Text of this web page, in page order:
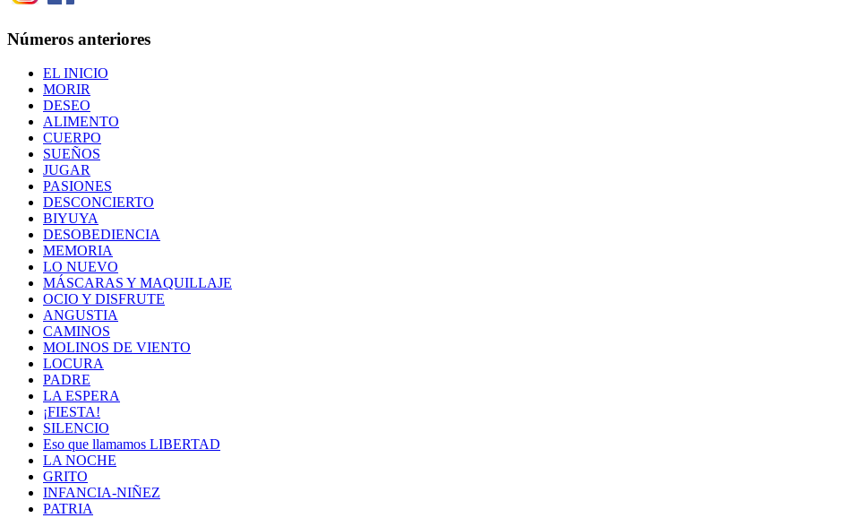
Números anteriores
EL INICIO
MORIR
DESEO
ALIMENTO
CUERPO
SUEÑOS
JUGAR
PASIONES
DESCONCIERTO
BIYUYA
DESOBEDIENCIA
MEMORIA
LO NUEVO
MÁSCARAS Y MAQUILLAJE
OCIO Y DISFRUTE
ANGUSTIA
CAMINOS
MOLINOS DE VIENTO
LOCURA
PADRE
LA ESPERA
¡FIESTA!
SILENCIO
Eso que llamamos LIBERTAD
LA NOCHE
GRITO
INFANCIA-NIÑEZ
PATRIA